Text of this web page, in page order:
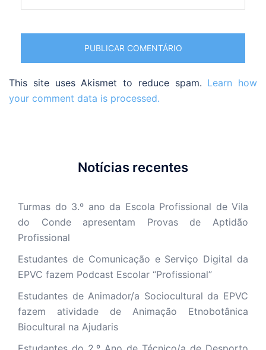
This site uses Akismet to reduce spam. Learn how
your comment data is processed.
Notícias recentes
Turmas do 3.º ano da Escola Profissional de Vila
do Conde apresentam Provas de Aptidão
Profissional
Estudantes de Comunicação e Serviço Digital da
EPVC fazem Podcast Escolar “Profissional”
Estudantes de Animador/a Sociocultural da EPVC
fazem atividade de Animação Etnobotânica
Biocultural na Ajudaris